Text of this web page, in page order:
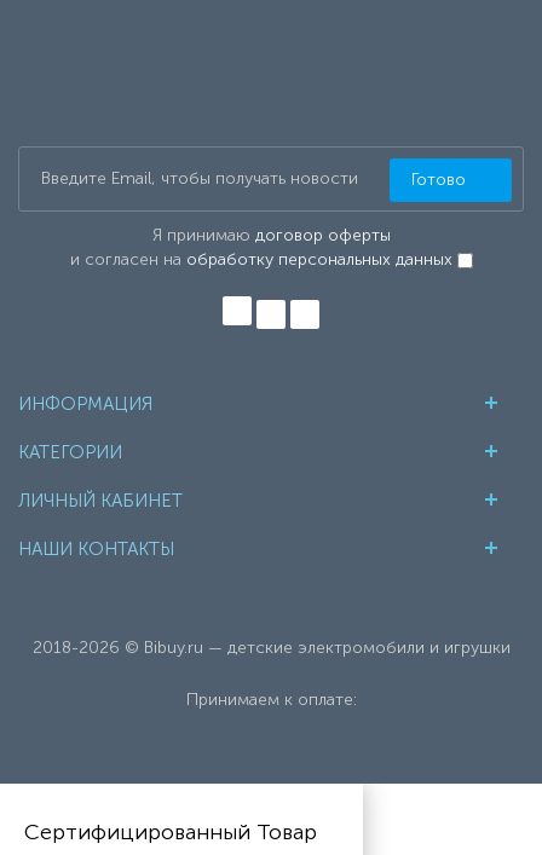
Я принимаю договор оферты
и согласен на обработку персональных данных
Готово
ИНФОРМАЦИЯ
КАТЕГОРИИ
ЛИЧНЫЙ КАБИНЕТ
НАШИ КОНТАКТЫ
2018-2026 © Bibuy.ru — детские электромобили и игрушки
Принимаем к оплате:
Сертифицированный Товар